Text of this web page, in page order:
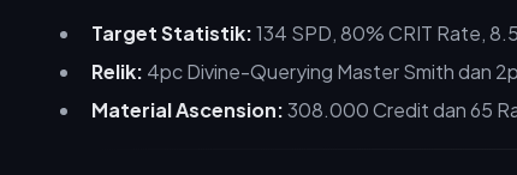
Target Statistik:134 SPD, 80% CRIT Rate,
Relik: 4pc Divine-Querying Master Smith dan
Material Ascension:308.000 Credit dan 65